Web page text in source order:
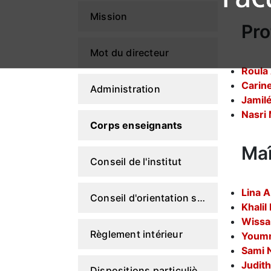
Mission
Mot du directeur
Administration
Corps enseignants
Conseil de l'institut
Conseil d'orientation stratégique
Règlement intérieur
Roula
Nasri
Lina
Khalil
Sami